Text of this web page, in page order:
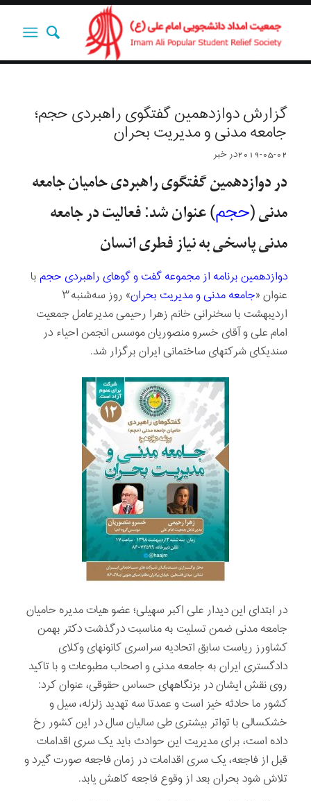
گزارش دوازدهمین گفتگوی راهبردی حجم؛
جامعه مدنی و مدیریت بحران
2019-05-02درخبر
در دوازدهمین گفتگوی راهبردی حامیان جامعه
مدنی (حجم) عنوان شد: فعالیت در جامعه
مدنی پاسخی به نیاز فطری انسان
دوازدهمین برنامه از مجموعه گفت و گوهای راهبردی حجم با
عنوان «جامعه مدنی و مدیریت بحران
» روز سه­‌شنبه ۳
اردیبهشت با سخنرانی خانم زهرا رحیمی مدیرعامل جمعیت
امام علی و آقای خسرو منصوریان موسس انجمن احیاء در
سندیکای شرکتهای ساختمانی ایران برگزار شد.
در ابتدای این دیدار علی اکبر سهیلی؛ عضو هیات مدیره حامیان
جامعه مدنی ضمن تسلیت به مناسبت درگذشت دکتر بهمن
کشاورز ریاست سابق اتحادیه سراسری کانون­های وکلای
دادگستری ایران به جامعه مدنی و اصحاب مطبوعات و با تاکید
روی نقش ایشان در بزنگاههای حساس حقوقی، عنوان کرد:
کشور ما حادثه ­خیز است و عمدتا سه تهدید زلزله، سیل و
خشکسالی با تواتر بیشتری طی سالیان سال در این کشور رخ
داده است، برای مدیریت این حوادث باید یک سری اقدامات
قبل از فاجعه، یک سری اقدامات در زمان فاجعه صورت گیرد و
تلاش شود بحران بعد از وقوع فاجعه کاهش یابد.